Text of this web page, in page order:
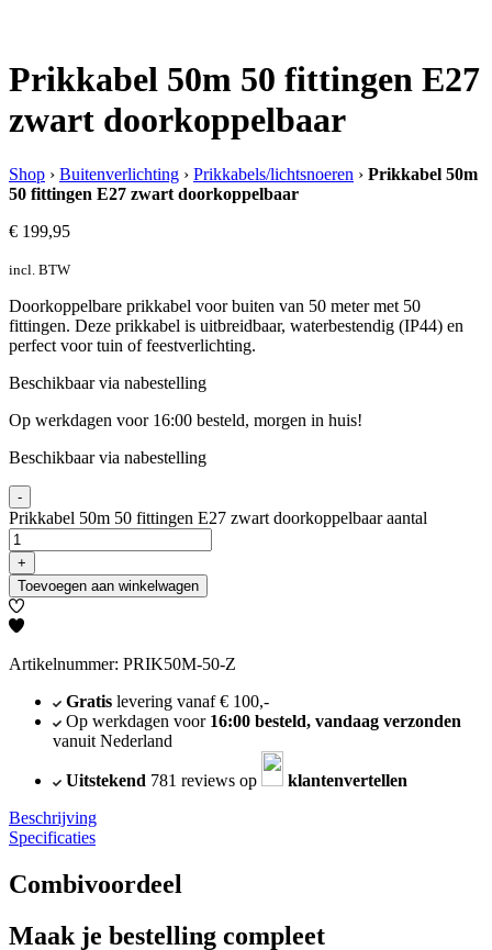
Prikkabel 50m 50 fittingen E27
zwart doorkoppelbaar
Shop › Buitenverlichting › Prikkabels/lichtsnoeren › Prikkabel 50m
50 fittingen E27 zwart doorkoppelbaar
€ 199,95
incl. BTW
Doorkoppelbare prikkabel voor buiten van 50 meter met 50
fittingen. Deze prikkabel is uitbreidbaar, waterbestendig (IP44) en
perfect voor tuin of feestverlichting.
Beschikbaar via nabestelling
Op werkdagen voor 16:00 besteld, morgen in huis!
Beschikbaar via nabestelling
-
Prikkabel 50m 50 fittingen E27 zwart doorkoppelbaar aantal
+
Toevoegen aan winkelwagen
Artikelnummer: PRIK50M-50-Z
Gratislevering vanaf € 100,-
Op werkdagen voor 16:00 besteld, vandaag verzonden
vanuit Nederland
Uitstekend 781 reviews op
klantenvertellen
Beschrijving
Specificaties
Combivoordeel
Maak je bestelling compleet